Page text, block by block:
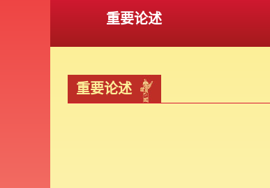
重要论述
重要论述